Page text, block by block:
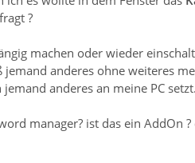
?
machen oder wieder
anderes ohne weiteres
anderes an meine PC setzt.
manager? ist das ein AddOn